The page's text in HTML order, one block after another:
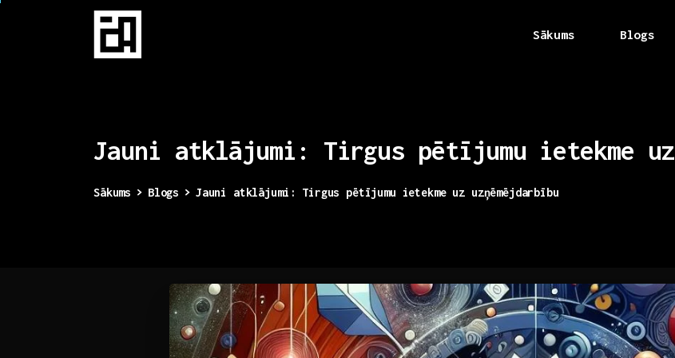
Sākums Blogs
Jauni atklājumi: Tirgus pētījumu ietekme uz
Sākums Blogs Jauni atklājumi: Tirgus pētījumu ietekme uz uzņēmējdarbību